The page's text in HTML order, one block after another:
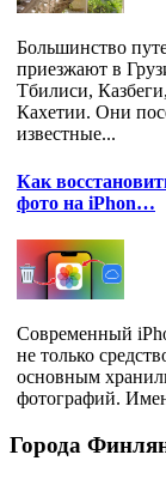
Большинство
приезжают в
Тбилиси,
Кахетии. Они
известные...
Как
фото на iPhon…
Современный
не только
основным
фотографий.
Города